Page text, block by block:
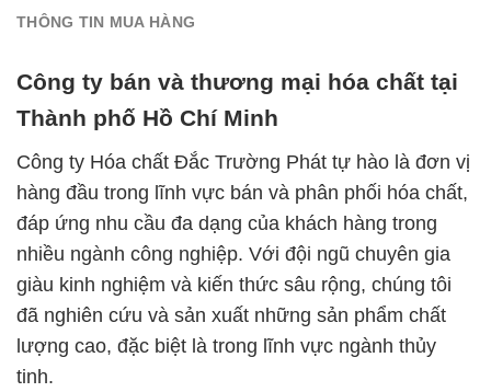
THÔNG TIN MUA HÀNG
Công ty bán và thương mại hóa chất tại
Thành phố Hồ Chí Minh
Công ty Hóa chất Đắc Trường Phát tự hào là đơn vị
hàng đầu trong lĩnh vực bán và phân phối hóa chất,
đáp ứng nhu cầu đa dạng của khách hàng trong
nhiều ngành công nghiệp. Với đội ngũ chuyên gia
giàu kinh nghiệm và kiến thức sâu rộng, chúng tôi
đã nghiên cứu và sản xuất những sản phẩm chất
lượng cao, đặc biệt là trong lĩnh vực ngành thủy
tinh.